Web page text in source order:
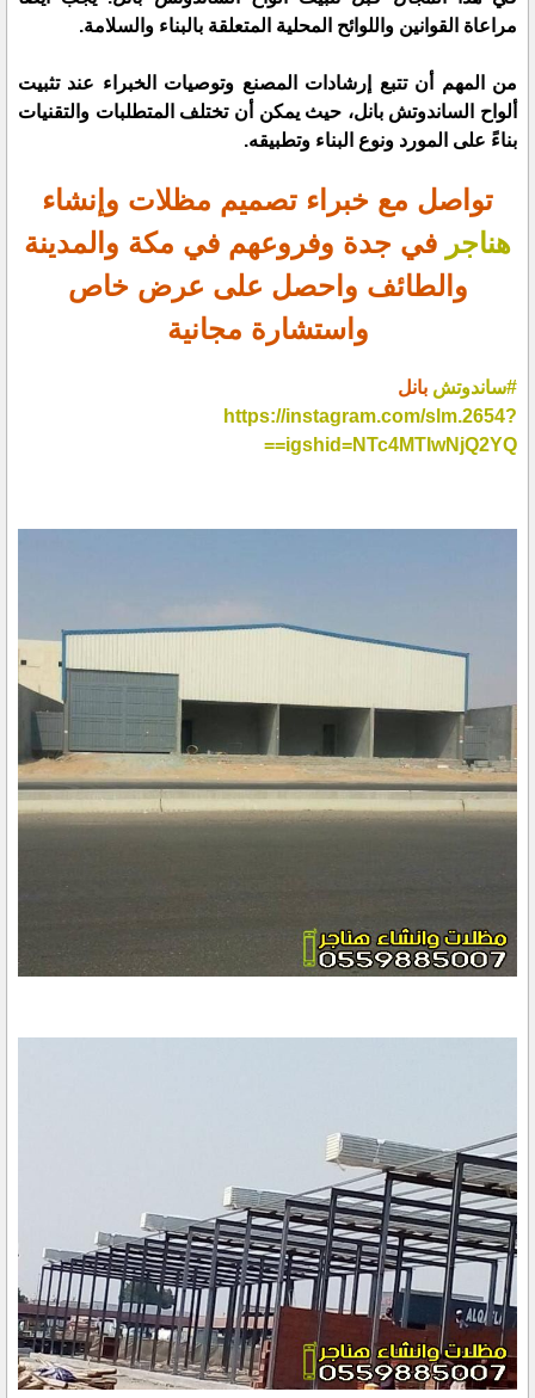
مراعاة القوانين واللوائح المحلية المتعلقة بالبناء والسلامة.
من المهم أن تتبع إرشادات المصنع وتوصيات الخبراء عند تثبيت
ألواح الساندوتش بانل، حيث يمكن أن تختلف المتطلبات والتقنيات
بناءً على المورد ونوع البناء وتطبيقه.
تواصل مع خبراء تصميم مظلات وإنشاء
هناجر في جدة وفروعهم في مكة والمدينة
والطائف واحصل على عرض خاص
واستشارة مجانية
#ساندوتش بانل
https://instagram.com/slm.2654?
igshid=NTc4MTIwNjQ2YQ==